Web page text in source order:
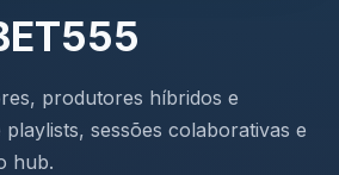
produtores híbridos e
sessões colaborativas e
hub.